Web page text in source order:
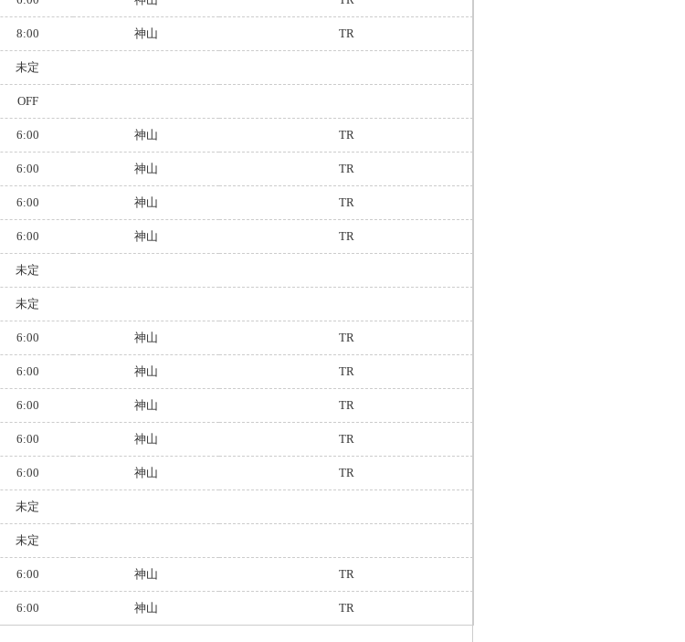
8:00 神山 TR
未定
OFF
6:00 神山 TR
6:00 神山 TR
6:00 神山 TR
6:00 神山 TR
未定
未定
6:00 神山 TR
6:00 神山 TR
6:00 神山 TR
6:00 神山 TR
6:00 神山 TR
未定
未定
6:00 神山 TR
6:00 神山 TR